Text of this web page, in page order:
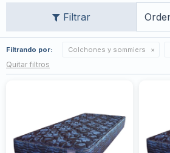
Filtrando por: Colchones y sommiers
Quitar filtros